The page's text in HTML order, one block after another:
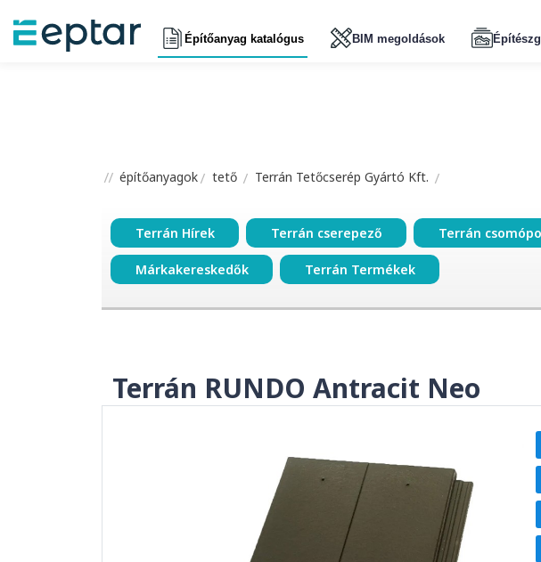
Építőanyag katalógus BIM megoldások
építőanyagok tető Terrán Tetőcserép Gyártó Kft.
Terrán Hírek Terrán cserepező Terrán
Márkakereskedők Terrán Termékek
Terrán RUNDO Antracit Neo